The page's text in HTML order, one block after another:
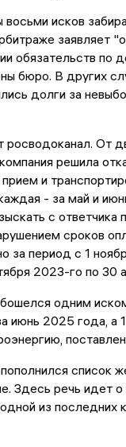
исков
заявляет
обязательств по
бюро. В других
долги за
От
решила
прием и
- за май и
с
сроков
за период с 1
2023-го по 30
одним
июнь 2025 года, а
список
Здесь речь идет
из последних